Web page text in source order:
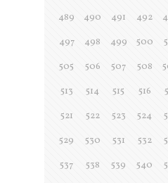
489
490 491 492
497
498 499 500
505
506 507 508
513
514 515 516
521
522 523 524
529
530 531 532
537
538 539 540